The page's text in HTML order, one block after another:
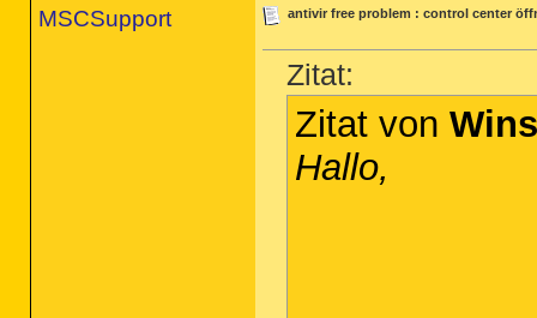
MSCSupport antivir free problem : control center
Zitat:
Zitat von
Hallo,